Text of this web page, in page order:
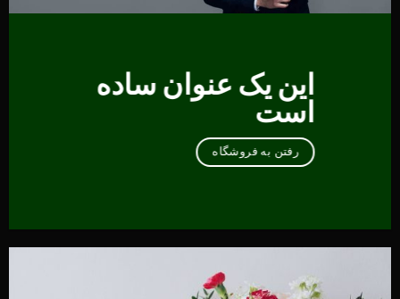
این یک عنوان ساده
است
رفتن به فروشگاه